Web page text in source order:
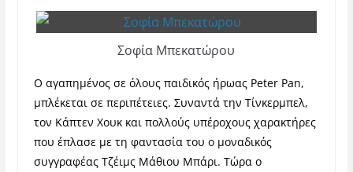
Σοφία Μπεκατώρου
Ο αγαπημένος σε όλους παιδικός ήρωας Peter Pan,
μπλέκεται σε περιπέτειες. Συναντά την Τίνκερμπελ,
τον Κάπτεν Χουκ και πολλούς υπέροχους χαρακτήρες
που έπλασε με τη φαντασία του ο μοναδικός
συγγραφέας Τζέιμς Μάθιου Μπάρι. Τώρα ο